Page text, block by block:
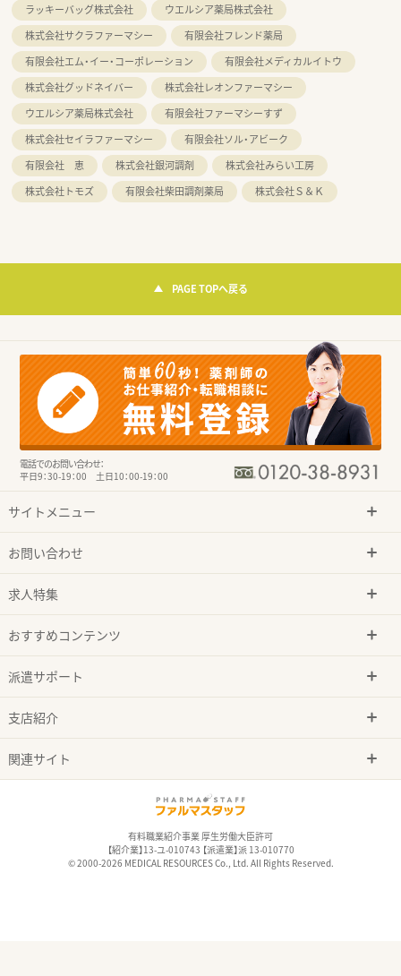
ラッキーバッグ株式会社
ウエルシア薬局株式会社
株式会社サクラファーマシー
有限会社フレンド薬局
有限会社エム・イー・コーポレーション
有限会社メディカルイトウ
株式会社グッドネイバー
株式会社レオンファーマシー
ウエルシア薬局株式会社
有限会社ファーマシーすず
株式会社セイラファーマシー
有限会社ソル・アビーク
有限会社 恵
株式会社銀河調剤
株式会社みらい工房
株式会社トモズ
有限会社柴田調剤薬局 株式会社Ｓ＆Ｋ
PAGE TOPへ戻る
電話でのお問い合わせ：
平日9：30-19：00 土日10：00-19：00
サイトメニュー
お問い合わせ
求人特集
おすすめコンテンツ
派遣サポート
支店紹介
関連サイト
有料職業紹介事業 厚生労働大臣許可
【紹介業】13-ユ-010743 【派遣業】派 13-010770
© 2000-2026 MEDICAL RESOURCES Co., Ltd. All Rights Reserved.